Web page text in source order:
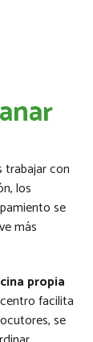
con
los
se
más
propia
facilita
se